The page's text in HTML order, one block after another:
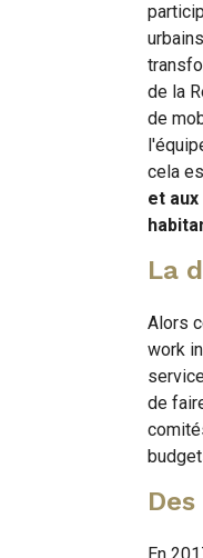
de la
de
cela
et
La
Alors
work
de